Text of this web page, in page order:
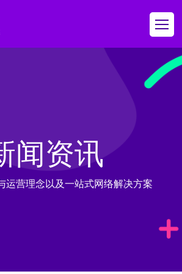
闻资讯
运营理念以及一站式网络解决方案